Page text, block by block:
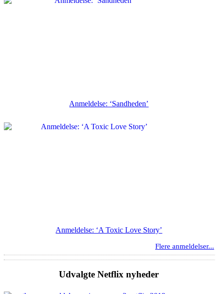
Anmeldelse: ‘Sandheden’
Anmeldelse: ‘A Toxic Love Story’
Flere anmeldelser...
Udvalgte Netflix nyheder